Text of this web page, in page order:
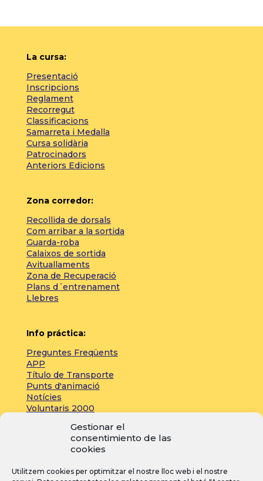
Gestionar el
consentimiento de las
cookies
Utilitzem cookies per optimitzar el nostre lloc web i el nostre
La cursa:
Presentació
Inscripcions
Reglament
Recorregut
Classificacions
Samarreta i Medalla
Cursa solidària
Patrocinadors
Anteriors Edicions
Zona corredor:
Recollida de dorsals
Com arribar a la sortida
Guarda-roba
Calaixos de sortida
Avituallaments
Zona de Recuperació
Plans d´entrenament
Llebres
Info práctica:
Preguntes Freqüents
APP
Título de Transporte
Punts d'animació
Notícies
Voluntaris 2000
Zona de prensa:
Acreditacions